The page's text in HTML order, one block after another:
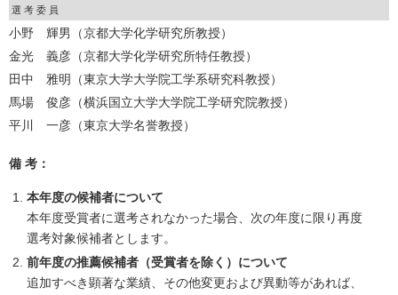
選 考 委 員
小野 輝男（京都大学化学研究所教授）
金光 義彦（京都大学化学研究所特任教授）
田中 雅明（東京大学大学院工学系研究科教授）
馬場 俊彦（横浜国立大学大学院工学研究院教授）
平川 一彦（東京大学名誉教授）
備 考：
本年度の候補者について
本年度受賞者に選考されなかった場合、次の年度に限り再度
選考対象候補者とします。
前年度の推薦候補者（受賞者を除く）について
追加すべき顕著な業績、その他変更および異動等があれば、